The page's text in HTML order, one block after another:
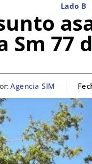
Lado B
Sm 77
Agencia SIM